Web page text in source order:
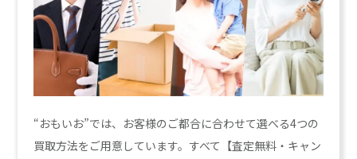
“おもいお”では、お客様のご都合に合わせて選べる4つの
買取方法をご用意しています。すべて【査定無料・キャン